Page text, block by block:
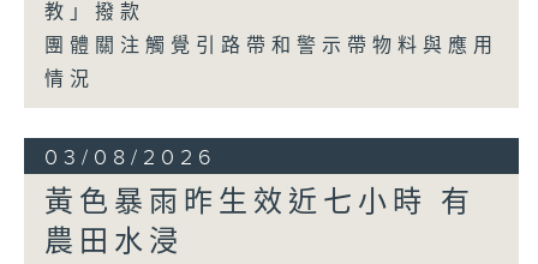
教」撥款
團體關注觸覺引路帶和警示帶物料與應用
情況
03/08/2026
黃色暴雨昨生效近七小時 有
農田水浸